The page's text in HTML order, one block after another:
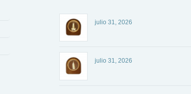
julio 31, 2026
julio 31, 2026